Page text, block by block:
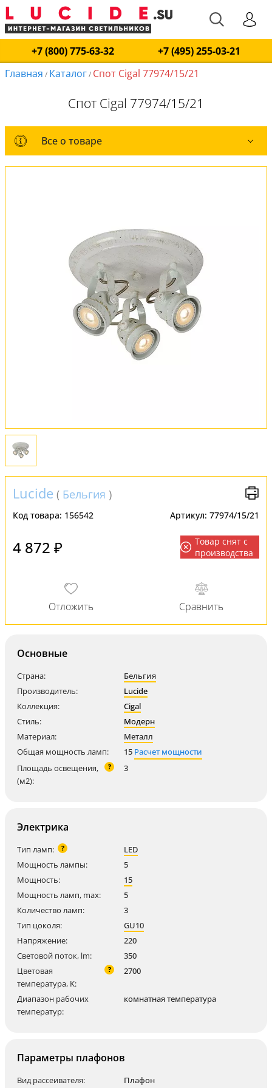
+7 (800) 775-63-32
+7 (495) 255-03-21
Главная / Каталог/ Спот Cigal 77974/15/21
Спот Cigal 77974/15/21
Все о товаре
Все о товаре
Вся коллекция
Оплата и доставка
Обмен и возврат
Установка
Lucide ( Бельгия )
Код товара: 156542 Артикул: 77974/15/21
4 872 ₽
Товар снят с
производства
Основные
Страна:
Бельгия
Производитель:
Lucide
Коллекция:
Cigal
Стиль:
Модерн
Материал:
Металл
Общая мощность ламп:
15 Расчет мощности
Площадь освещения,
(м2):
? 3
Электрика
Тип ламп: ?
LED
Мощность лампы:
5
Мощность:
15
Мощность ламп, max:
5
Количество ламп:
3
Тип цоколя:
GU10
Напряжение:
220
Световой поток, lm:
350
Цветовая
температура, K:
? 2700
Диапазон рабочих
температур:
комнатная температура
Параметры плафонов
Вид рассеивателя: Плафон